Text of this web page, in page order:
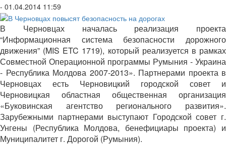
- 01.04.2014 11:59
В Черновцах началась реализация проекта
“Информационная система безопасности дорожного
движения” (MIS ETC 1719), который реализуется в рамках
Совместной Операционной программы Румыния - Украина
- Республика Молдова 2007-2013». Партнерами проекта в
Черновцах есть Черновицкий городской совет и
Черновицкая областная общественная организация
«Буковинская агентство регионального развития».
Зарубежными партнерами выступают Городской совет г.
Унгены (Республика Молдова, бенефициары проекта) и
Муниципалитет г. Дорогой (Румыния).